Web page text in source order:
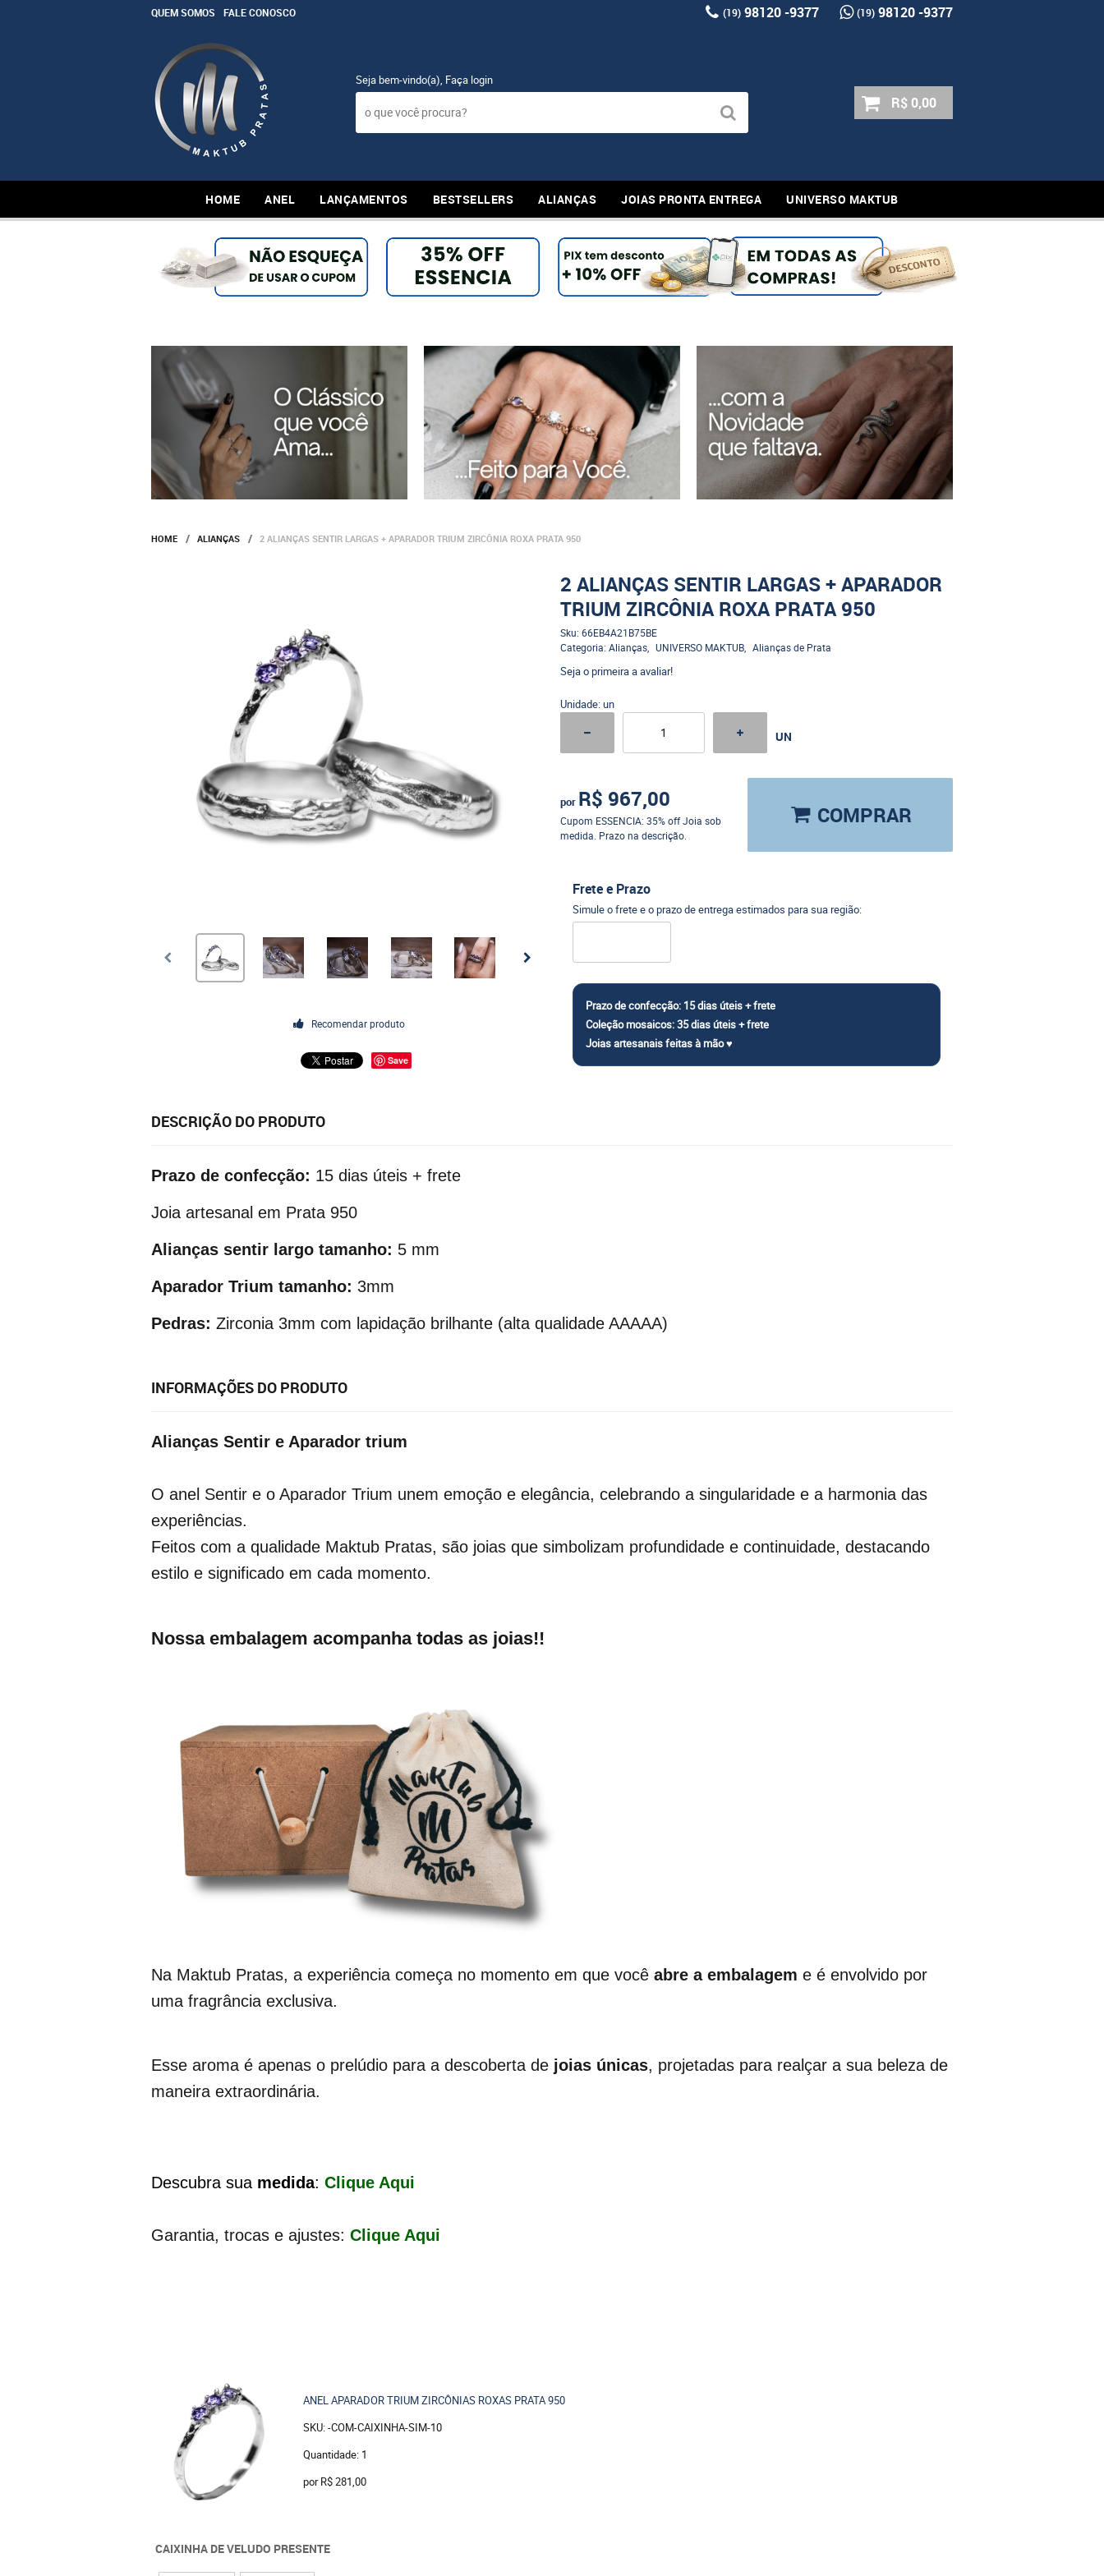
QUEM SOMOS FALE CONOSCO (19) 98120 -9377 (19) 98120 -9377
Seja bem-vindo(a), Faça login
R$ 0,00
HOME ANEL LANÇAMENTOS BESTSELLERS ALIANÇAS JOIAS PRONTA ENTREGA UNIVERSO MAKTUB
HOME ALIANÇAS 2 ALIANÇAS SENTIR LARGAS + APARADOR TRIUM ZIRCÔNIA ROXA PRATA 950
Recomendar produto
Save
2 ALIANÇAS SENTIR LARGAS + APARADOR
TRIUM ZIRCÔNIA ROXA PRATA 950
Sku: 66EB4A21B75BE
Categoria: Alianças UNIVERSO MAKTUB Alianças de Prata
Seja o primeira a avaliar!
Unidade: un
UN
por R$ 967,00
Cupom ESSENCIA: 35% off Joia sob
medida. Prazo na descrição.
COMPRAR
Frete e Prazo
Simule o frete e o prazo de entrega estimados para sua região:
DESCRIÇÃO DO PRODUTO
Prazo de confecção: 15 dias úteis + frete
Joia artesanal em Prata 950
Alianças sentir largo tamanho: 5 mm
Aparador Trium tamanho: 3mm
Pedras: Zirconia 3mm com lapidação brilhante (alta qualidade AAAAA)
INFORMAÇÕES DO PRODUTO
Alianças Sentir e Aparador trium
O anel Sentir e o Aparador Trium unem emoção e elegância, celebrando a singularidade e a harmonia das
experiências.
Feitos com a qualidade Maktub Pratas, são joias que simbolizam profundidade e continuidade, destacando
estilo e significado em cada momento.
Nossa embalagem acompanha todas as joias!!
Na Maktub Pratas, a experiência começa no momento em que você abre a embalagem e é envolvido por
uma fragrância exclusiva.
Esse aroma é apenas o prelúdio para a descoberta de joias únicas, projetadas para realçar a sua beleza de
maneira extraordinária.
Descubra sua medida: Clique Aqui
Garantia, trocas e ajustes: Clique Aqui
ANEL APARADOR TRIUM ZIRCÔNIAS ROXAS PRATA 950
SKU: -COM-CAIXINHA-SIM-10
Quantidade: 1
porR$ 281,00
CAIXINHA DE VELUDO PRESENTE